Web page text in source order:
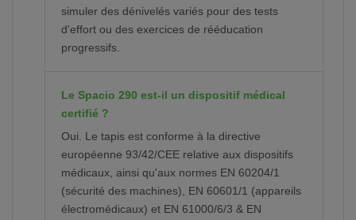
simuler des dénivelés variés pour des tests
d'effort ou des exercices de rééducation
progressifs.
Le Spacio 290 est-il un dispositif médical
certifié ?
Oui. Le tapis est conforme à la directive
européenne 93/42/CEE relative aux dispositifs
médicaux, ainsi qu'aux normes EN 60204/1
(sécurité des machines), EN 60601/1 (appareils
électromédicaux) et EN 61000/6/3 & EN